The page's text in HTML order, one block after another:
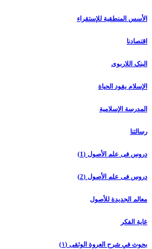
الأسس المنطقیة للإستقراء
اقتصادنا
البنک اللاربوی
الإسلام یقود الحیاة
المدرسة الإسلامیة
رسالتنا
دروس فی علم الأصول (1)
دروس فی علم الأصول (2)
معالم الجدیدة للأصول
غایة الفکر
بحوث في شرح العروة الوثقی (۱)